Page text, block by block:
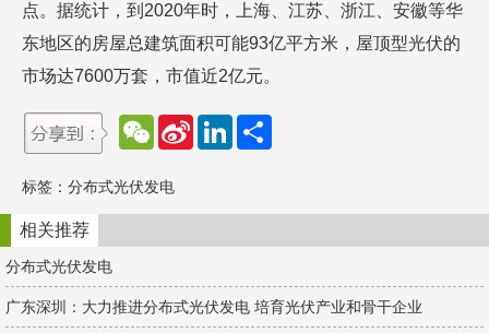
点。据统计，到2020年时，上海、江苏、浙江、安徽等华
东地区的房屋总建筑面积可能93亿平方米，屋顶型光伏的
市场达7600万套，市值近2亿元。
W
e
a
t
S
e
b
L
d
n
标签： 分布式光伏发电
相关推荐
分布式光伏发电
广东深圳：大力推进分布式光伏发电 培育光伏产业和骨干企业